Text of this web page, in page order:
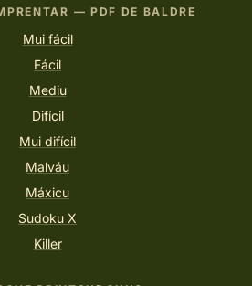
— PDF DE BALDRE
Mui fácil
Fácil
Mediu
Difícil
Mui difícil
Malváu
Máxicu
Sudoku X
Killer